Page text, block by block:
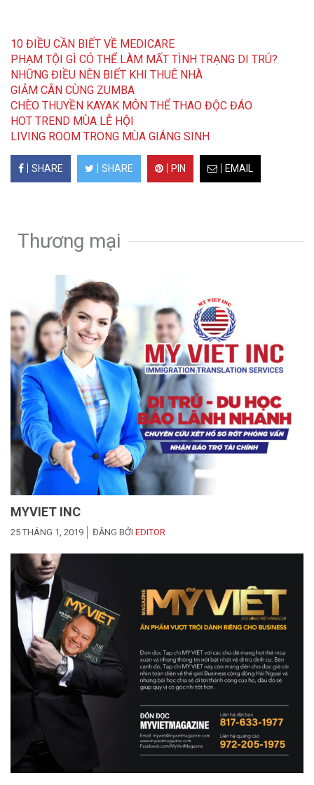
10 ĐIỀU CẦN BIẾT VỀ MEDICARE
PHẠM TỘI GÌ CÓ THỂ LÀM MẤT TÌNH TRẠNG DI TRÚ?
NHỮNG ĐIỀU NÊN BIẾT KHI THUÊ NHÀ
GIẢM CÂN CÙNG ZUMBA
CHÈO THUYỀN KAYAK MÔN THỂ THAO ĐỘC ĐÁO
HOT TREND MÙA LỄ HỘI
LIVING ROOM TRONG MÙA GIÁNG SINH
SHARE SHARE PIN EMAIL
Thương mại
MYVIET INC
25 THÁNG 1, 2019 ĐĂNG BỞI EDITOR